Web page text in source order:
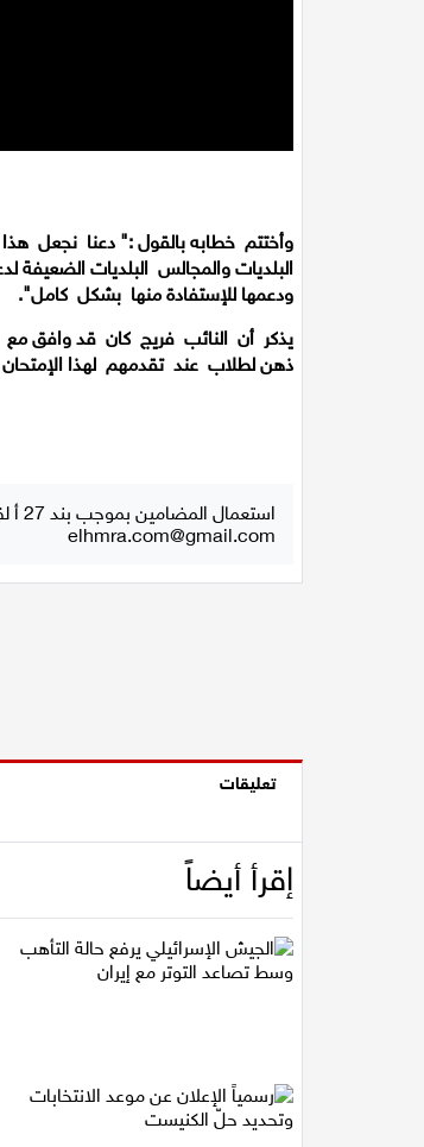
وأختتم خطابه بالقول :" دعنا نجعل
البلديات والمجالس البلديات الضعيفة
ودعمها للإستفادة منها بشكل كامل".
ذهن لطلاب عند تقدمهم لهذا
استعمال المضامين بموجب بند 27 أ لقانون الحقوق الأدبية لسنة 2007، يرجى ارسال رسالة الى:
elhmra.com@gmail.com
تعليقات
إقرأ أيضاً